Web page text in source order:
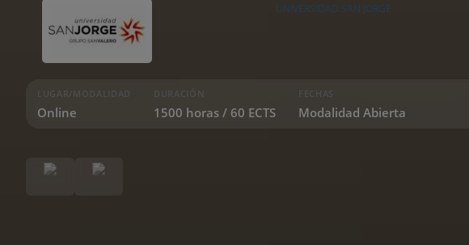
UNIVERSIDAD SAN JORGE
LUGAR/MODALIDAD
Online
DURACIÓN
1500 horas / 60 ECTS
FECHAS
Modalidad Abierta